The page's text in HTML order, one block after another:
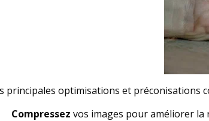
principales optimisations et préconisations
Compressez vos images pour améliorer la